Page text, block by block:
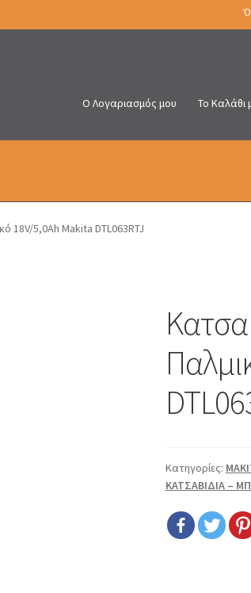
Ο Λογαριασμός μου Το Καλάθι
18V/5,0Ah Makita DTL063RTJ
Κατηγορίες:
ΚΑΤΣΑΒΙΔΙΑ –